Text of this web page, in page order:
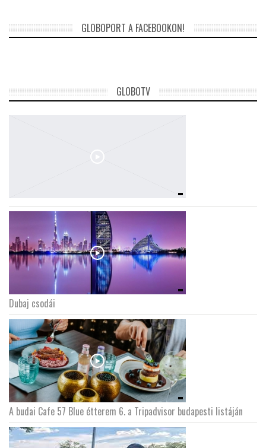
GLOBOPORT A FACEBOOKON!
GLOBOTV
Dubaj csodái
A budai Cafe 57 Blue étterem 6. a Tripadvisor budapesti listáján